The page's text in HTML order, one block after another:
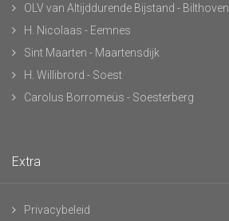
OLV van Altijddurende Bijstand - Bilthoven
H. Nicolaas - Eemnes
Sint Maarten - Maartensdijk
H. Willibrord - Soest
Carolus Borromeüs - Soesterberg
Extra
Privacybeleid